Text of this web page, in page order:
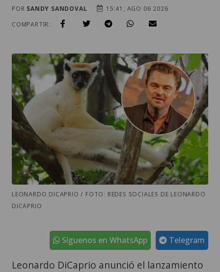
POR SANDY SANDOVAL
15:41, AGO 06 2026
COMPARTIR:
LEONARDO DICAPRIO / FOTO: REDES SOCIALES DE LEONARDO
DICAPRIO
Telegram
Síguenos en WhatsApp
Leonardo DiCaprio anunció el lanzamiento